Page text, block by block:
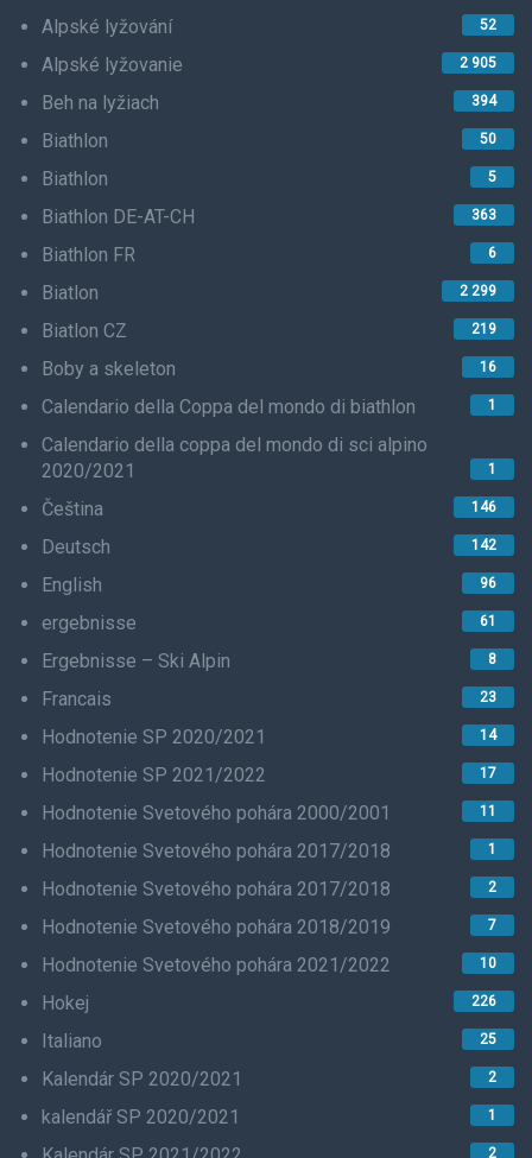
Alpské lyžování 52
Alpské lyžovanie 2 905
Beh na lyžiach 394
Biathlon 50
Biathlon 5
Biathlon DE-AT-CH 363
Biathlon FR 6
Biatlon 2 299
Biatlon CZ 219
Boby a skeleton 16
Calendario della Coppa del mondo di biathlon 1
Calendario della coppa del mondo di sci alpino
2020/2021
1
Čeština 146
Deutsch 142
English 96
ergebnisse 61
Ergebnisse – Ski Alpin 8
Francais 23
Hodnotenie SP 2020/2021 14
Hodnotenie SP 2021/2022 17
Hodnotenie Svetového pohára 2000/2001 11
Hodnotenie Svetového pohára 2017/2018 1
Hodnotenie Svetového pohára 2017/2018 2
Hodnotenie Svetového pohára 2018/2019 7
Hodnotenie Svetového pohára 2021/2022 10
Hokej 226
Italiano 25
Kalendár SP 2020/2021 2
kalendář SP 2020/2021 1
2